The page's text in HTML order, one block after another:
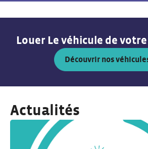
Louer Le véhicule de
Découvrir nos
Actualités